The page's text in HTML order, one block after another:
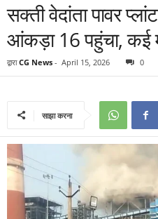
सक्ती वेदांता पावर
आंकड़ा 16 पहुंचा, कई
द्वारा CG News - April 15, 2026 0
साझा करना